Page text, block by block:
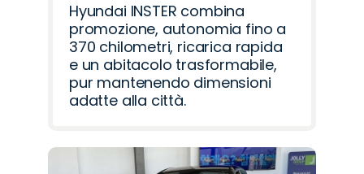
Hyundai INSTER combina
promozione, autonomia fino a
370 chilometri, ricarica rapida
e un abitacolo trasformabile,
pur mantenendo dimensioni
adatte alla città.